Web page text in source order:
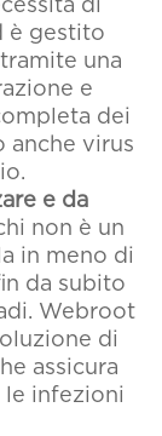
è gestito
una
e
dei
anche virus
e da
non è un
in meno di
da subito
Webroot
di
assicura
infezioni